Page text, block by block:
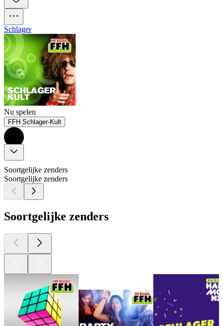
Schlager
Nu spelen
FFH Schlager-Kult
Soortgelijke zenders
Soortgelijke zenders
Soortgelijke zenders